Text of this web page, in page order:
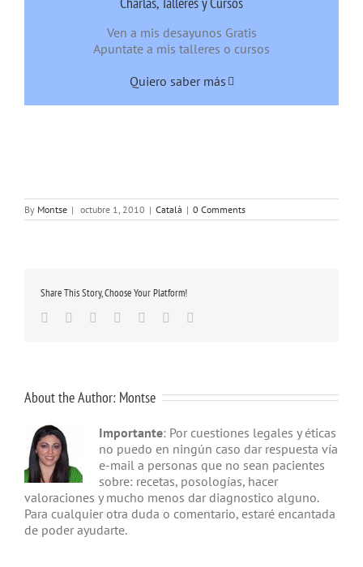
Ven a mis desayunos Gratis
Apuntate a mis talleres o cursos
Quiero saber más
By Montse | octubre 1, 2010 | Català | 0 Comments
Share This Story, Choose Your Platform!
Facebook
TwitterLinkedinGoogle+
TumblrPinterest
About the Author: Montse
Importante: Por cuestiones legales y éticas
no puedo en ningún caso dar respuesta vía
e-mail a personas que no sean pacientes
sobre: recetas, posologías, hacer
valoraciones y mucho menos dar diagnostico alguno.
Para cualquier otra duda o comentario, estaré encantada
de poder ayudarte.